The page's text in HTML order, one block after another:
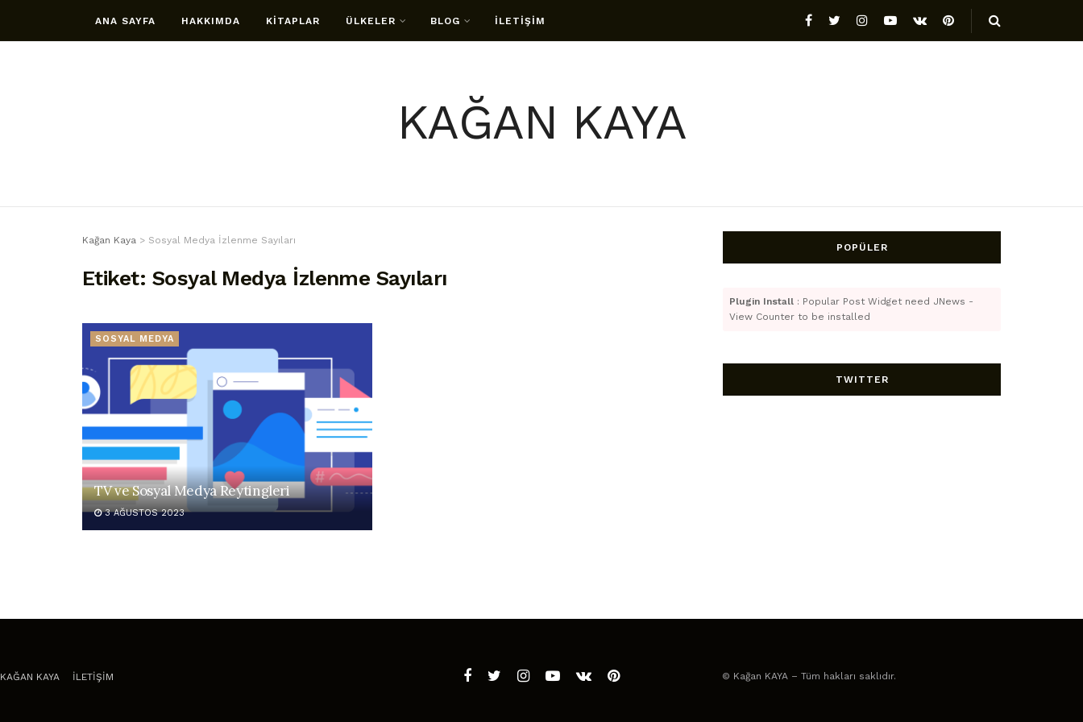
ANA SAYFA HAKKIMDA KİTAPLAR ÜLKELER BLOG İLETİŞİM
KAĞAN KAYA
Kağan Kaya > Sosyal Medya İzlenme Sayıları
Etiket: Sosyal Medya İzlenme Sayıları
SOSYAL MEDYA
TV ve Sosyal Medya Reytingleri
3 AĞUSTOS 2023
POPÜLER
Plugin Install : Popular Post Widget need JNews -
View Counter to be installed
TWITTER
KAĞAN KAYA İLETİŞİM © Kağan KAYA – Tüm hakları saklıdır.